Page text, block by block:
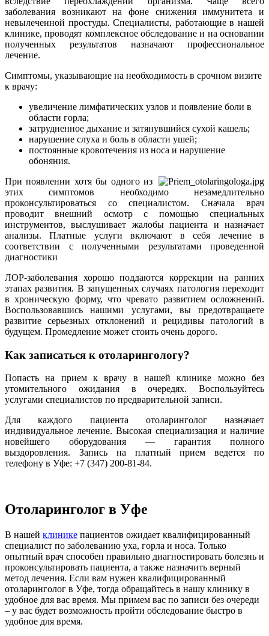
заболевания возникают на фоне снижения иммунитета и
невылеченной простуды. Специалисты, работающие в нашей
клинике, проводят комплексное обследование и на основании
полученных результатов назначают профессиональное
лечение.
Симптомы, указывающие на необходимость в срочном визите
к врачу:
увеличение лимфатических узлов и появление боли в
области горла;
затрудненное дыхание и затянувшийся сухой кашель;
нарушение слуха и боль в области ушей;
постоянные кровотечения из носа и нарушение
обоняния.
При появлении хотя бы одного из
этих симптомов необходимо незамедлительно
проконсультироваться со специалистом. Сначала врач
проводит внешний осмотр с помощью специальных
инструментов, выслушивает жалобы пациента и назначает
анализы. Платные услуги включают в себя лечение в
соответствии с полученными результатами проведенной
диагностики
ЛОР-заболевания хорошо поддаются коррекции на ранних
этапах развития. В запущенных случаях патология переходит
в хроническую форму, что чревато развитием осложнений.
Воспользовавшись нашими услугами, вы предотвращаете
развитие серьезных отклонений и рецидивы патологий в
будущем. Промедление может стоить очень дорого.
Как записаться к отоларингологу?
Попасть на прием к врачу в нашей клинике можно без
утомительного ожидания в очередях. Воспользуйтесь
услугами специалистов по предварительной записи.
Для каждого пациента отоларинголог назначает
индивидуальное лечение. Высокая специализация и наличие
новейшего оборудования — гарантия полного
выздоровления. Запись на платный прием ведется по
телефону в Уфе: +7 (347) 200-81-84.
Отоларинголог в Уфе
В нашей клинике пациентов ожидает квалифицированный
специалист по заболеванию уха, горла и носа. Только
опытный врач способен правильно диагностировать болезнь и
проконсультировать пациента, а также назначить верный
метод лечения. Если вам нужен квалифицированный
отоларинголог в Уфе, тогда обращайтесь в нашу клинику в
удобное для вас время. Мы примем вас по записи без очереди
– у вас будет возможность пройти обследование быстро в
удобное для время.